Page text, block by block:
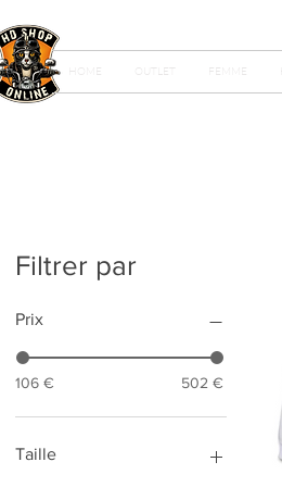
HOME OUTLET FEMME
Filtrer par
Prix
106 € 502 €
Taille